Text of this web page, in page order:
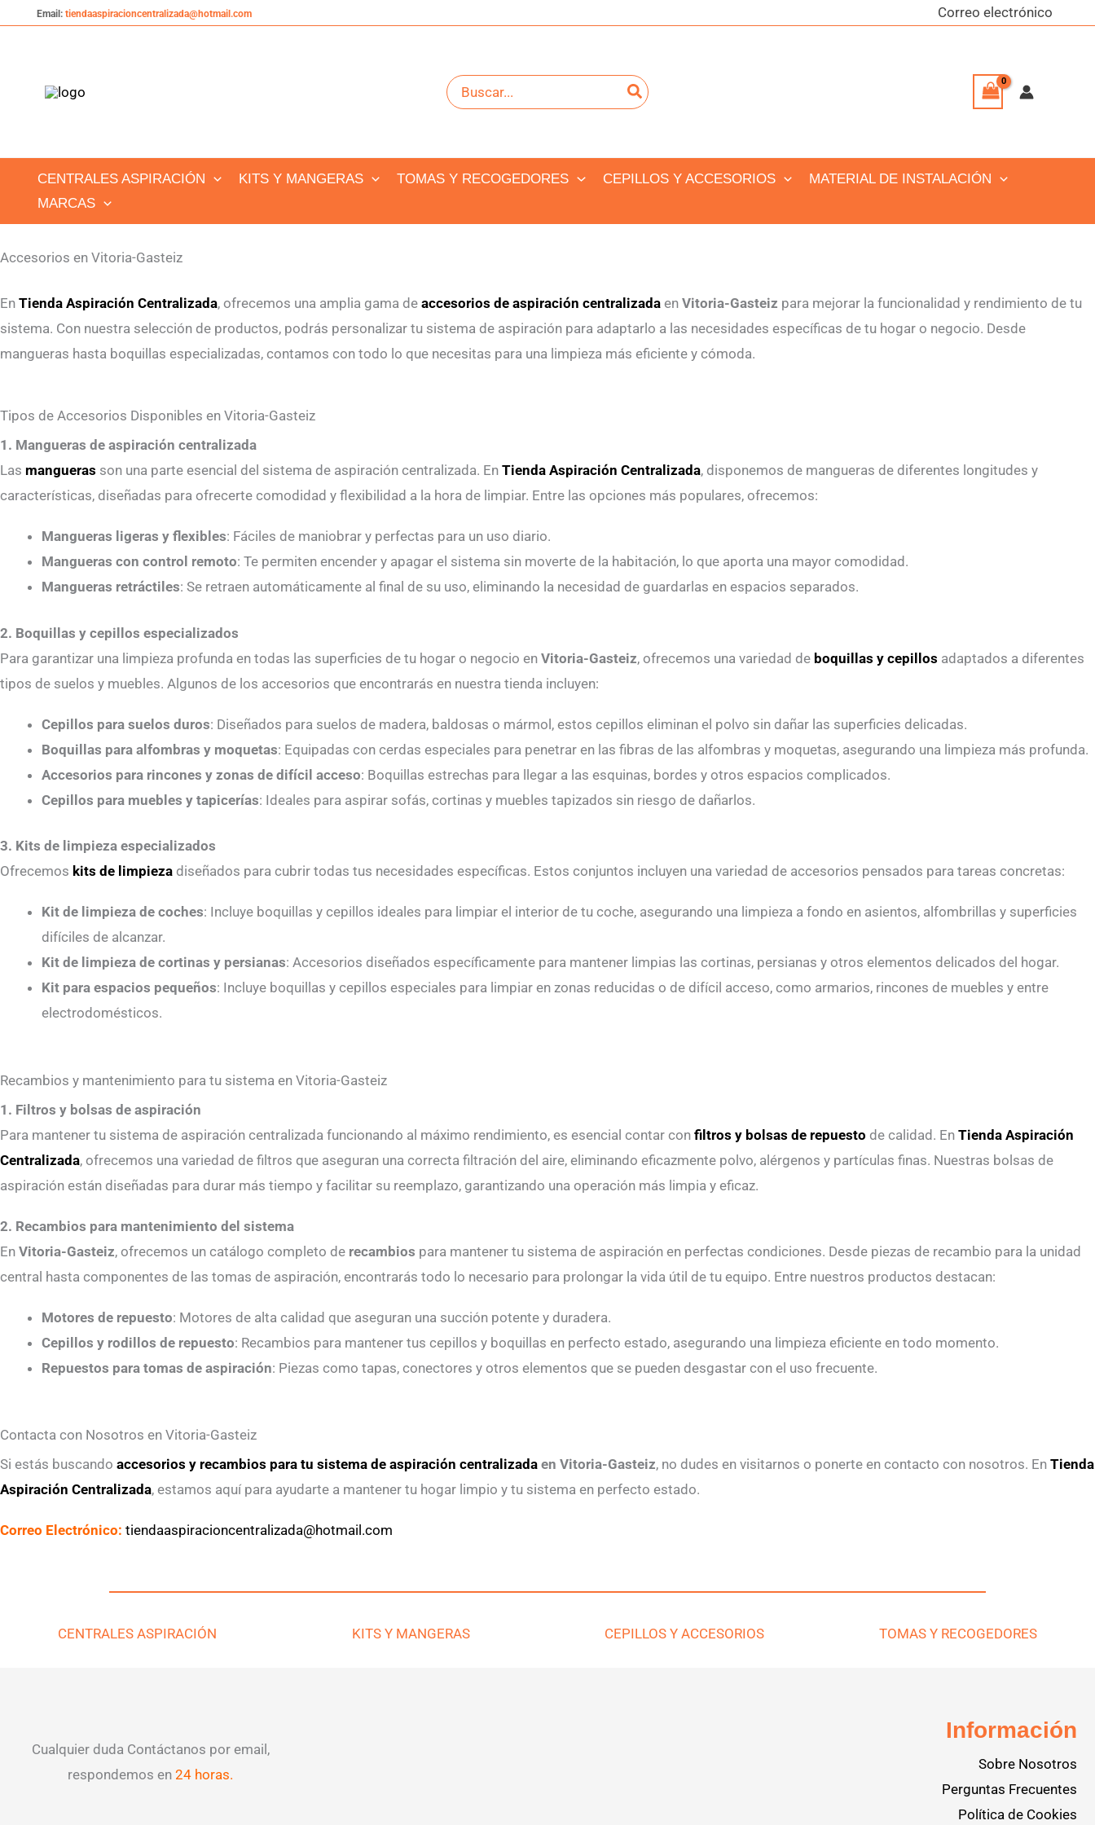
Email: tiendaaspiracioncentralizada@hotmail.com Correo electrónico
Buscar
por:
CENTRALES ASPIRACIÓN KITS Y MANGERAS TOMAS Y RECOGEDORES CEPILLOS Y ACCESORIOS
MATERIAL DE INSTALACIÓN
MARCAS
Accesorios en Vitoria-Gasteiz
En Tienda Aspiración Centralizada, ofrecemos una amplia gama de accesorios de aspiración centralizada en Vitoria-Gasteiz para mejorar la funcionalidad y rendimiento de tu
sistema. Con nuestra selección de productos, podrás personalizar tu sistema de aspiración para adaptarlo a las necesidades específicas de tu hogar o negocio. Desde
mangueras hasta boquillas especializadas, contamos con todo lo que necesitas para una limpieza más eficiente y cómoda.
Tipos de Accesorios Disponibles en Vitoria-Gasteiz
1. Mangueras de aspiración centralizada
Las mangueras son una parte esencial del sistema de aspiración centralizada. En Tienda Aspiración Centralizada, disponemos de mangueras de diferentes longitudes y
características, diseñadas para ofrecerte comodidad y flexibilidad a la hora de limpiar. Entre las opciones más populares, ofrecemos:
Mangueras ligeras y flexibles: Fáciles de maniobrar y perfectas para un uso diario.
Mangueras con control remoto: Te permiten encender y apagar el sistema sin moverte de la habitación, lo que aporta una mayor comodidad.
Mangueras retráctiles: Se retraen automáticamente al final de su uso, eliminando la necesidad de guardarlas en espacios separados.
2. Boquillas y cepillos especializados
Para garantizar una limpieza profunda en todas las superficies de tu hogar o negocio en Vitoria-Gasteiz, ofrecemos una variedad de boquillas y cepillos adaptados a diferentes
tipos de suelos y muebles. Algunos de los accesorios que encontrarás en nuestra tienda incluyen:
Cepillos para suelos duros: Diseñados para suelos de madera, baldosas o mármol, estos cepillos eliminan el polvo sin dañar las superficies delicadas.
Boquillas para alfombras y moquetas: Equipadas con cerdas especiales para penetrar en las fibras de las alfombras y moquetas, asegurando una limpieza más profunda.
Accesorios para rincones y zonas de difícil acceso: Boquillas estrechas para llegar a las esquinas, bordes y otros espacios complicados.
Cepillos para muebles y tapicerías: Ideales para aspirar sofás, cortinas y muebles tapizados sin riesgo de dañarlos.
3. Kits de limpieza especializados
Ofrecemos kits de limpieza diseñados para cubrir todas tus necesidades específicas. Estos conjuntos incluyen una variedad de accesorios pensados para tareas concretas:
Kit de limpieza de coches: Incluye boquillas y cepillos ideales para limpiar el interior de tu coche, asegurando una limpieza a fondo en asientos, alfombrillas y superficies
difíciles de alcanzar.
Kit de limpieza de cortinas y persianas: Accesorios diseñados específicamente para mantener limpias las cortinas, persianas y otros elementos delicados del hogar.
Kit para espacios pequeños: Incluye boquillas y cepillos especiales para limpiar en zonas reducidas o de difícil acceso, como armarios, rincones de muebles y entre
electrodomésticos.
Recambios y mantenimiento para tu sistema en Vitoria-Gasteiz
1. Filtros y bolsas de aspiración
Para mantener tu sistema de aspiración centralizada funcionando al máximo rendimiento, es esencial contar con filtros y bolsas de repuesto de calidad. En Tienda Aspiración
Centralizada, ofrecemos una variedad de filtros que aseguran una correcta filtración del aire, eliminando eficazmente polvo, alérgenos y partículas finas. Nuestras bolsas de
aspiración están diseñadas para durar más tiempo y facilitar su reemplazo, garantizando una operación más limpia y eficaz.
2. Recambios para mantenimiento del sistema
En Vitoria-Gasteiz, ofrecemos un catálogo completo de recambios para mantener tu sistema de aspiración en perfectas condiciones. Desde piezas de recambio para la unidad
central hasta componentes de las tomas de aspiración, encontrarás todo lo necesario para prolongar la vida útil de tu equipo. Entre nuestros productos destacan:
Motores de repuesto: Motores de alta calidad que aseguran una succión potente y duradera.
Cepillos y rodillos de repuesto: Recambios para mantener tus cepillos y boquillas en perfecto estado, asegurando una limpieza eficiente en todo momento.
Repuestos para tomas de aspiración: Piezas como tapas, conectores y otros elementos que se pueden desgastar con el uso frecuente.
Contacta con Nosotros en Vitoria-Gasteiz
Si estás buscando accesorios y recambios para tu sistema de aspiración centralizada en Vitoria-Gasteiz, no dudes en visitarnos o ponerte en contacto con nosotros. En Tienda
Aspiración Centralizada, estamos aquí para ayudarte a mantener tu hogar limpio y tu sistema en perfecto estado.
Correo Electrónico: tiendaaspiracioncentralizada@hotmail.com
CENTRALES ASPIRACIÓN KITS Y MANGERAS CEPILLOS Y ACCESORIOS TOMAS Y RECOGEDORES
Cualquier duda Contáctanos por email,
respondemos en 24 horas.
Información
Sobre Nosotros
Perguntas Frecuentes
Política de Cookies